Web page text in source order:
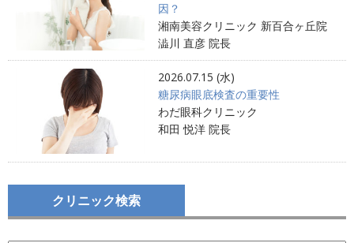
因？
湘南美容クリニック 新百合ヶ丘院
澁川 直彦 院長
2026.07.15 (水)
糖尿病眼底検査の重要性
わだ眼科クリニック
和田 悦洋 院長
クリニック検索